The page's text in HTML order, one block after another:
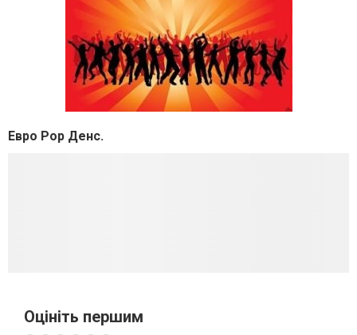
Евро Pop Денс.
Оцініть першим